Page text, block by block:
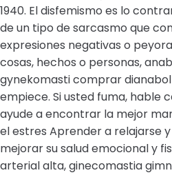
1940. El disfemismo es lo
de un tipo de sarcasmo que
expresiones negativas o
cosas, hechos o personas,
gynekomasti comprar dianabol
empiece. Si usted fuma, hable
ayude a encontrar la mejor
el estres Aprender a relajarse
mejorar su salud emocional y
arterial alta, ginecomastia